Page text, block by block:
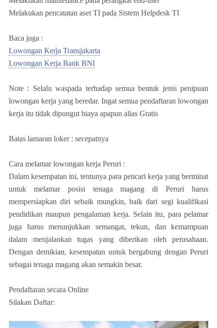
Melakukan pencatatan aset TI pada Sistem Helpdesk TI
Baca juga :
Lowongan Kerja Transjakarta
Lowongan Kerja Bank BNI
Note : Selalu waspada terhadap semua bentuk jenis penipuan
lowongan kerja yang beredar. Ingat semua pendaftaran lowongan
kerja itu tidak dipungut biaya apapun alias Gratis
Batas lamaran loker : secepatnya
Cara melamar lowongan kerja Peruri :
Dalam kesempatan ini, tentunya para pencari kerja yang berminat
untuk melamar posisi tenaga magang di Peruri harus
mempersiapkan diri sebaik mungkin, baik dari segi kualifikasi
pendidikan maupun pengalaman kerja. Selain itu, para pelamar
juga harus menunjukkan semangat, tekun, dan kemampuan
dalam menjalankan tugas yang diberikan oleh perusahaan.
Dengan demikian, kesempatan untuk bergabung dengan Peruri
sebagai tenaga magang akan semakin besar.
Pendaftaran secara Online
Silakan Daftar: